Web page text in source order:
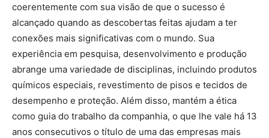
coerentemente com sua visão de que o sucesso é
alcançado quando as descobertas feitas ajudam a ter
conexões mais significativas com o mundo. Sua
experiência em pesquisa, desenvolvimento e produção
abrange uma variedade de disciplinas, incluindo produtos
químicos especiais, revestimento de pisos e tecidos de
desempenho e proteção. Além disso, mantém a ética
como guia do trabalho da companhia, o que lhe vale há 13
anos consecutivos o título de uma das empresas mais